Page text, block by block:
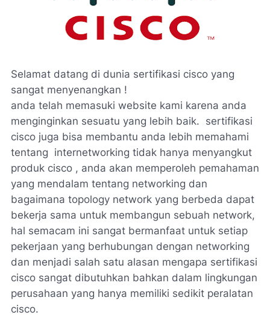
Selamat datang di dunia sertifikasi cisco yang
sangat menyenangkan !
anda telah memasuki website kami karena anda
menginginkan sesuatu yang lebih baik. sertifikasi
cisco juga bisa membantu anda lebih memahami
tentang internetworking tidak hanya menyangkut
produk cisco , anda akan memperoleh pemahaman
yang mendalam tentang networking dan
bagaimana topology network yang berbeda dapat
bekerja sama untuk membangun sebuah network,
hal semacam ini sangat bermanfaat untuk setiap
pekerjaan yang berhubungan dengan networking
dan menjadi salah satu alasan mengapa sertifikasi
cisco sangat dibutuhkan bahkan dalam lingkungan
perusahaan yang hanya memiliki sedikit peralatan
cisco.